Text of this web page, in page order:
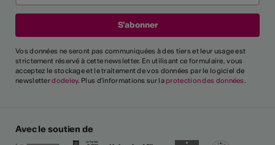
Vos données ne seront pas communiquées à des tiers et leur usage est
strictement réservé à cette newsletter. En utilisant ce formulaire, vous
acceptez le stockage et le traitement de vos données par le logiciel de
newsletterdodeley. Plus d'informations sur la protection des données.
Avec le soutien de